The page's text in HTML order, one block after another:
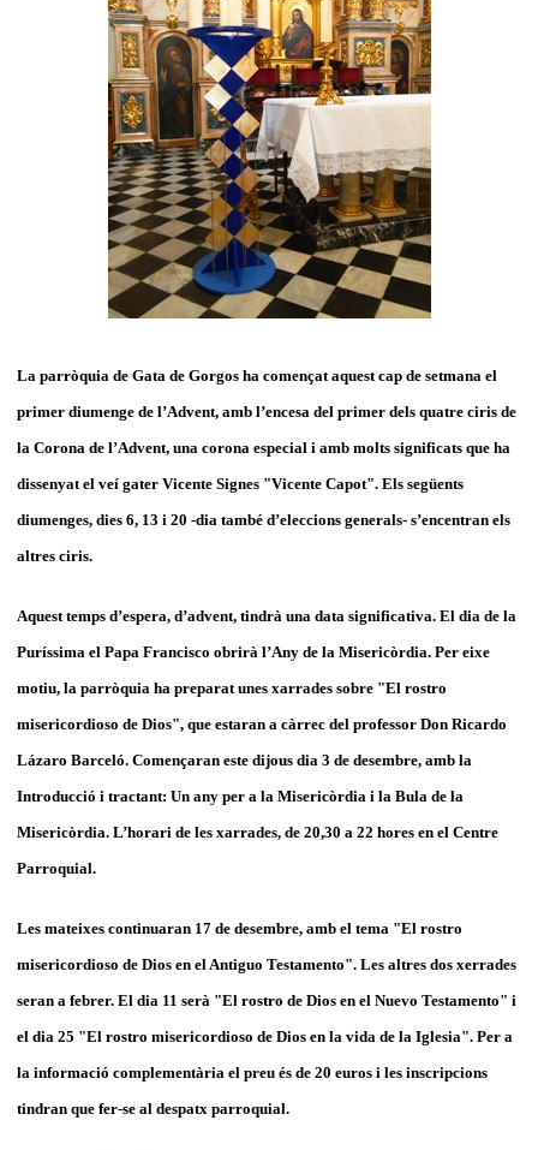
La parròquia de Gata de Gorgos ha començat aquest cap de setmana el
primer diumenge de l’Advent, amb l’encesa del primer dels quatre ciris de
la Corona de l’Advent, una corona especial i amb molts significats que ha
dissenyat el veí gater Vicente Signes "Vicente Capot". Els següents
diumenges, dies 6, 13 i 20 -dia també d’eleccions generals- s’encentran els
altres ciris.
Aquest temps d’espera, d’advent, tindrà una data significativa. El dia de la
Puríssima el Papa Francisco obrirà l’Any de la Misericòrdia. Per eixe
motiu, la parròquia ha preparat unes xarrades sobre "El rostro
misericordioso de Dios", que estaran a càrrec del professor Don Ricardo
Lázaro Barceló. Començaran este dijous dia 3 de desembre, amb la
Introducció i tractant: Un any per a la Misericòrdia i la Bula de la
Misericòrdia. L’horari de les xarrades, de 20,30 a 22 hores en el Centre
Parroquial.
Les mateixes continuaran 17 de desembre, amb el tema "El rostro
misericordioso de Dios en el Antiguo Testamento". Les altres dos xerrades
seran a febrer. El dia 11 serà "El rostro de Dios en el Nuevo Testamento" i
el dia 25 "El rostro misericordioso de Dios en la vida de la Iglesia". Per a
la informació complementària el preu és de 20 euros i les inscripcions
tindran que fer-se al despatx parroquial.